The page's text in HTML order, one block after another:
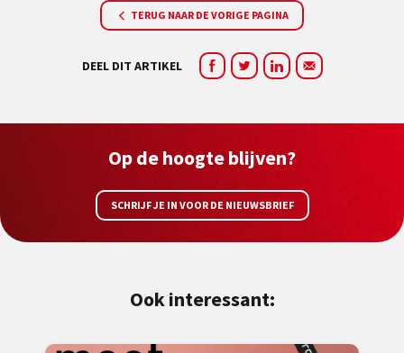
TERUG NAAR DE VORIGE PAGINA
DEEL DIT ARTIKEL
Op de hoogte blijven?
SCHRIJF JE IN VOOR DE NIEUWSBRIEF
Ook interessant: